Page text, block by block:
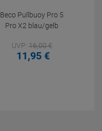
Beco Pullbuoy Pro 5
Pro X2 blau/gelb
UVP:16,00€
11,95 €